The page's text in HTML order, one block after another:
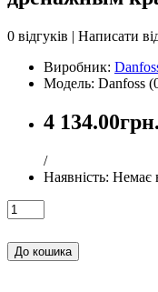
0 відгуків | Написати
Виробник:
Модель: Danfoss
4 134.00грн.
/
Наявність: Немає
До кошика